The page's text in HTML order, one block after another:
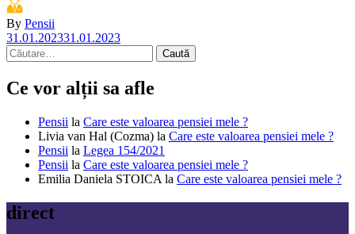
By Pensii
31.01.202331.01.2023
Caută
după:
Ce vor alții sa afle
Pensii la Care este valoarea pensiei mele ?
Livia van Hal (Cozma) la Care este valoarea pensiei mele ?
Pensii la Legea 154/2021
Pensii la Care este valoarea pensiei mele ?
Emilia Daniela STOICA la Care este valoarea pensiei mele ?
direct